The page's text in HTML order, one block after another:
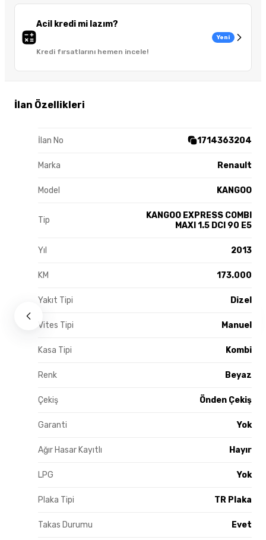
Acil kredi mi lazım?
Kredi fırsatlarını hemen incele!
Yeni
İlan Özellikleri
İlan No 1714363204
Marka Renault
Model KANGOO
Tip
KANGOO EXPRESS COMBI
MAXI 1.5 DCI 90 E5
Yıl 2013
KM 173.000
Yakıt Tipi Dizel
Vites Tipi Manuel
Kasa Tipi Kombi
Renk Beyaz
Çekiş Önden Çekiş
Garanti Yok
Ağır Hasar Kayıtlı Hayır
LPG Yok
Plaka Tipi TR Plaka
Takas Durumu Evet